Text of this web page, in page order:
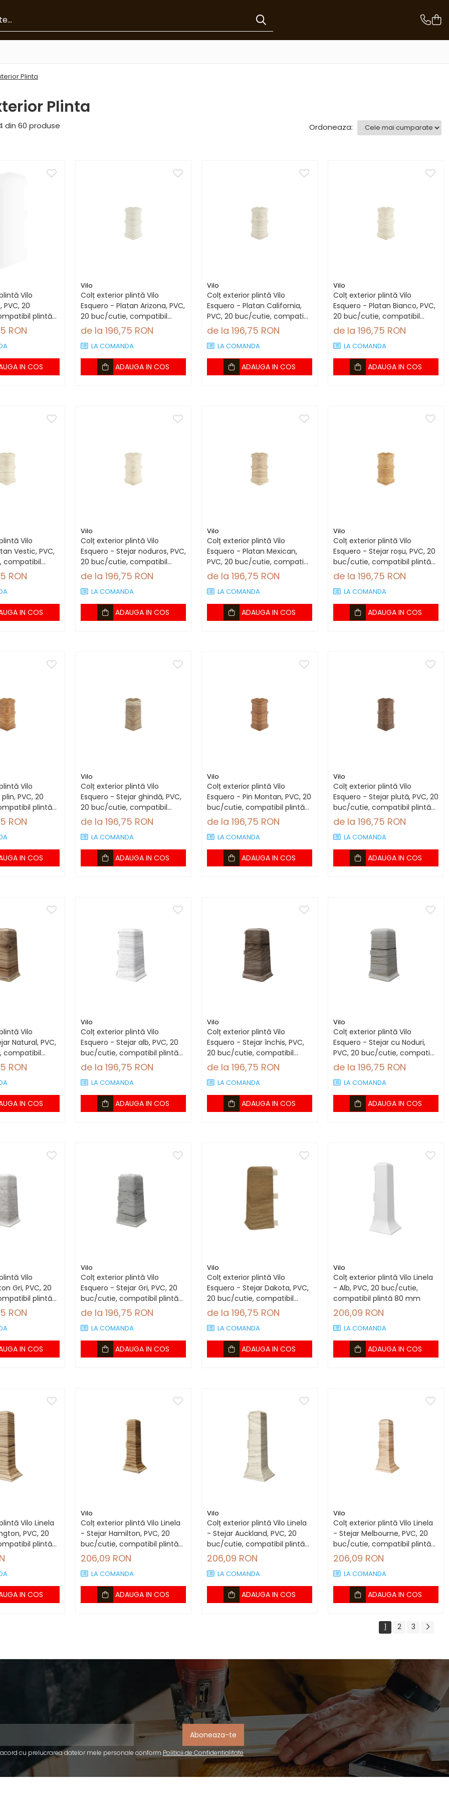
Plinta
Plinta
din 60 produse Ordoneaza:
Vilo
PVC, 20
plintă
RON
IN COS
Vilo
Colț exterior plintă Vilo
Esquero - Platan Arizona, PVC,
20 buc/cutie, compatibil
plintă 66.6 mm
de la 196,75 RON
LA COMANDA
ADAUGA IN COS
Vilo
Colț exterior plintă Vilo
Esquero - Platan California,
PVC, 20 buc/cutie, compatibil
plintă 66.6 mm
de la 196,75 RON
LA COMANDA
ADAUGA IN COS
Vilo
Colț exterior plintă Vilo
Esquero - Platan Bianco, PVC,
20 buc/cutie, compatibil
plintă 66.6 mm
de la 196,75 RON
LA COMANDA
ADAUGA IN COS
Vilo
Vestic, PVC,
compatibil
RON
IN COS
Vilo
Colț exterior plintă Vilo
Esquero - Stejar noduros, PVC,
20 buc/cutie, compatibil
plintă 66.6 mm
de la 196,75 RON
LA COMANDA
ADAUGA IN COS
Vilo
Colț exterior plintă Vilo
Esquero - Platan Mexican,
PVC, 20 buc/cutie, compatibil
plintă 66.6 mm
de la 196,75 RON
LA COMANDA
ADAUGA IN COS
Vilo
Colț exterior plintă Vilo
Esquero - Stejar roșu, PVC, 20
buc/cutie, compatibil plintă
66.6 mm
de la 196,75 RON
LA COMANDA
ADAUGA IN COS
Vilo
PVC, 20
plintă
RON
IN COS
Vilo
Colț exterior plintă Vilo
Esquero - Stejar ghindă, PVC,
20 buc/cutie, compatibil
plintă 66.6 mm
de la 196,75 RON
LA COMANDA
ADAUGA IN COS
Vilo
Colț exterior plintă Vilo
Esquero - Pin Montan, PVC, 20
buc/cutie, compatibil plintă
66.6 mm
de la 196,75 RON
LA COMANDA
ADAUGA IN COS
Vilo
Colț exterior plintă Vilo
Esquero - Stejar plută, PVC, 20
buc/cutie, compatibil plintă
66.6 mm
de la 196,75 RON
LA COMANDA
ADAUGA IN COS
Vilo
Natural, PVC,
compatibil
RON
IN COS
Vilo
Colț exterior plintă Vilo
Esquero - Stejar alb, PVC, 20
buc/cutie, compatibil plintă
66.6 mm
de la 196,75 RON
LA COMANDA
ADAUGA IN COS
Vilo
Colț exterior plintă Vilo
Esquero - Stejar închis, PVC,
20 buc/cutie, compatibil
plintă 66.6 mm
de la 196,75 RON
LA COMANDA
ADAUGA IN COS
Vilo
Colț exterior plintă Vilo
Esquero - Stejar cu Noduri,
PVC, 20 buc/cutie, compatibil
plintă 66.6 mm
de la 196,75 RON
LA COMANDA
ADAUGA IN COS
Vilo
Gri, PVC, 20
plintă
RON
IN COS
Vilo
Colț exterior plintă Vilo
Esquero - Stejar Gri, PVC, 20
buc/cutie, compatibil plintă
66.6 mm
de la 196,75 RON
LA COMANDA
ADAUGA IN COS
Vilo
Colț exterior plintă Vilo
Esquero - Stejar Dakota, PVC,
20 buc/cutie, compatibil
plintă 66.6 mm
de la 196,75 RON
LA COMANDA
ADAUGA IN COS
Vilo
Colț exterior plintă Vilo Linela
- Alb, PVC, 20 buc/cutie,
compatibil plintă 80 mm
206,09 RON
LA COMANDA
ADAUGA IN COS
Vilo Linela
PVC, 20
plintă
IN COS
Vilo
Colț exterior plintă Vilo Linela
- Stejar Hamilton, PVC, 20
buc/cutie, compatibil plintă
80 mm
206,09 RON
LA COMANDA
ADAUGA IN COS
Vilo
Colț exterior plintă Vilo Linela
- Stejar Auckland, PVC, 20
buc/cutie, compatibil plintă
80 mm
206,09 RON
LA COMANDA
ADAUGA IN COS
Vilo
Colț exterior plintă Vilo Linela
- Stejar Melbourne, PVC, 20
buc/cutie, compatibil plintă
80 mm
206,09 RON
LA COMANDA
ADAUGA IN COS
1 2 3
cu prelucrarea datelor mele personale conform Politicii de Confidentialitate